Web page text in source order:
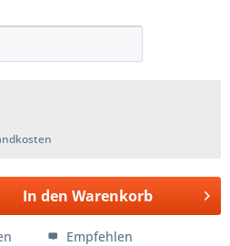
In den Warenkorb
Empfehlen